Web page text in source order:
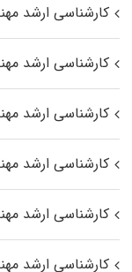
کارشناسی ارشد
کارشناسی ارشد
کارشناسی ارشد
کارشناسی ارشد
کارشناسی ارشد
کارشناسی ارشد